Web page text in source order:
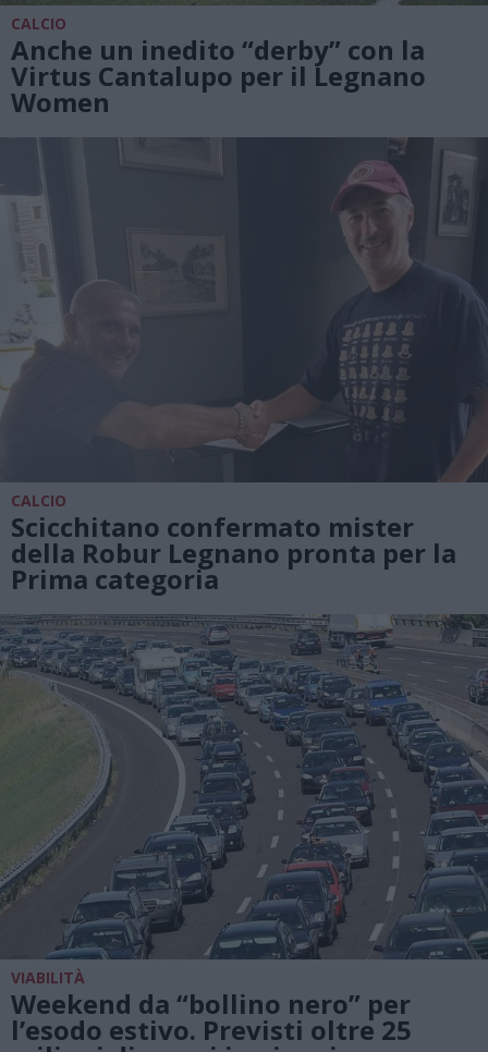
CALCIO
Anche un inedito “derby” con la
Virtus Cantalupo per il Legnano
Women
CALCIO
Scicchitano confermato mister
della Robur Legnano pronta per la
Prima categoria
VIABILITÀ
Weekend da “bollino nero” per
l’esodo estivo. Previsti oltre 25